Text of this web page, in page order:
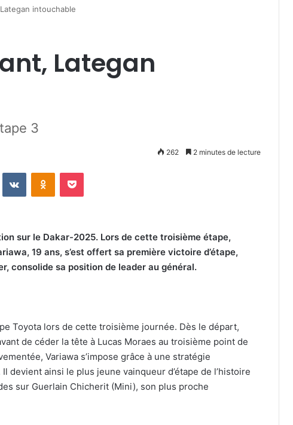
intouchable
Lategan
3
262 2 minutes de lecture
VKontakteOdnoklassniki
Pocket
sur le Dakar-2025. Lors de cette troisième étape,
19 ans, s’est offert sa première victoire d’étape,
consolide sa position de leader au général.
Toyota lors de cette troisième journée. Dès le départ,
de céder la tête à Lucas Moraes au troisième point de
Variawa s’impose grâce à une stratégie
devient ainsi le plus jeune vainqueur d’étape de l’histoire
sur Guerlain Chicherit (Mini), son plus proche